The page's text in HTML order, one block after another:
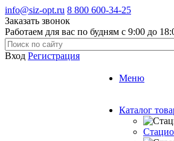
info@siz-opt.ru 8 800 600-34-25
Заказать звонок
Работаем для вас по будням с 9:00 до
Вход Регистрация
Меню
Каталог